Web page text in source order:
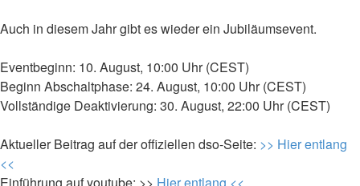
Auch in diesem Jahr gibt es wieder ein Jubiläumsevent.
Eventbeginn: 10. August, 10:00 Uhr (CEST)
Beginn Abschaltphase: 24. August, 10:00 Uhr (CEST)
Vollständige Deaktivierung: 30. August, 22:00 Uhr (CEST)
Aktueller Beitrag auf der offiziellen dso-Seite: >> Hier entlang
<<